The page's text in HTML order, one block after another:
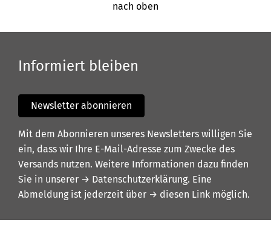
nach oben
Informiert bleiben
Newsletter abonnieren
Mit dem Abonnieren unseres Newsletters willigen Sie
ein, dass wir Ihre E-Mail-Adresse zum Zwecke des
Versands nutzen. Weitere Informationen dazu finden
Sie in unserer → Datenschutzerklärung. Eine
Abmeldung ist jederzeit über → diesen Link möglich.